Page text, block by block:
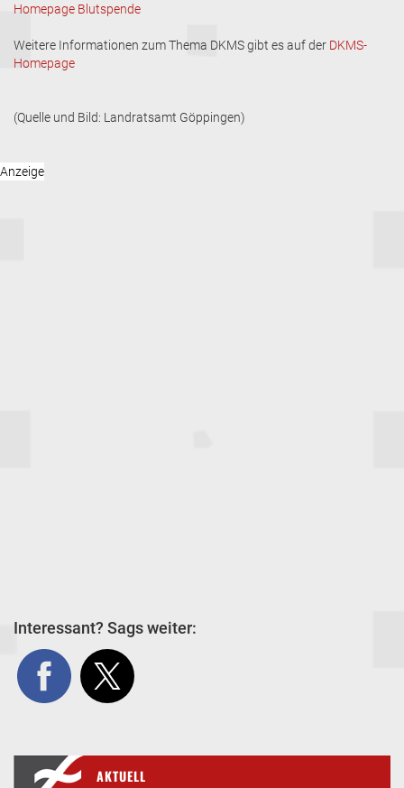
Homepage Blutspende
Weitere Informationen zum Thema DKMS gibt es auf der DKMS-
Homepage
(Quelle und Bild: Landratsamt Göppingen)
Interessant? Sags weiter:
AKTUELL